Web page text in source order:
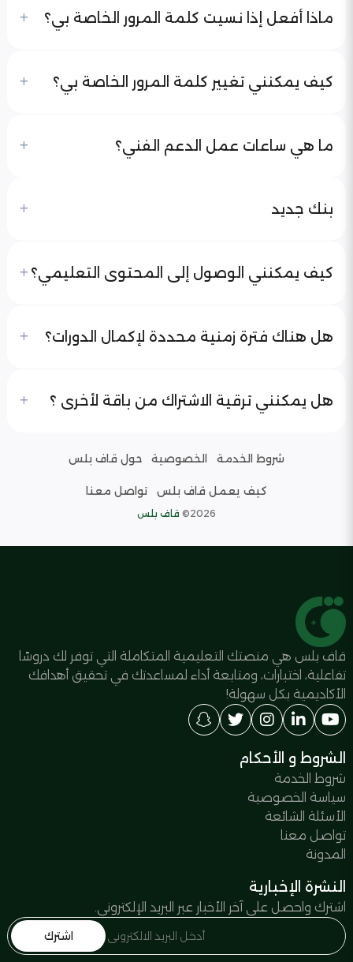
ماذا أفعل إذا نسيت كلمة المرور الخاصة بي؟
كيف يمكنني تغيير كلمة المرور الخاصة بي؟
ما هي ساعات عمل الدعم الفني؟
بنك جديد
كيف يمكنني الوصول إلى المحتوى التعليمي؟
هل هناك فترة زمنية محددة لإكمال الدورات؟
هل يمكنني ترقية الاشتراك من باقة لأخرى ؟
2026© قاف بلس
شروط الخدمة الخصوصية حول قاف بلس
كيف يعمل قاف بلس تواصل معنا
قاف بلس هي منصتك التعليمية المتكاملة التي توفر لك دروسًا
تفاعلية، اختبارات، ومتابعة أداء لمساعدتك في تحقيق أهدافك
الأكاديمية بكل سهولة!
الشروط و الأحكام
شروط الخدمة
سياسة الخصوصية
الأسئلة الشائعة
تواصل معنا
المدونة
النشرة الإخبارية
اشترك واحصل على آخر الأخبار عبر البريد الإلكتروني.
اشترك